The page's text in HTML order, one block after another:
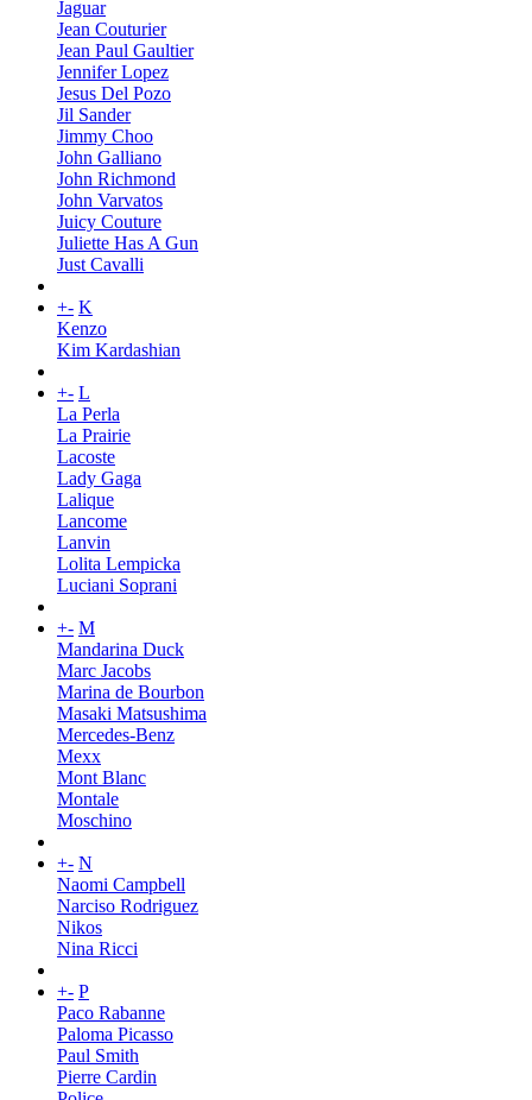
Jaguar
Jean Couturier
Jean Paul Gaultier
Jennifer Lopez
Jesus Del Pozo
Jil Sander
Jimmy Choo
John Galliano
John Richmond
John Varvatos
Juicy Couture
Juliette Has A Gun
Just Cavalli
+- K
Kenzo
Kim Kardashian
+- L
La Perla
La Prairie
Lacoste
Lady Gaga
Lalique
Lancome
Lanvin
Lolita Lempicka
Luciani Soprani
+- M
Mandarina Duck
Marc Jacobs
Marina de Bourbon
Masaki Matsushima
Mercedes-Benz
Mexx
Mont Blanc
Montale
Moschino
+- N
Naomi Campbell
Narciso Rodriguez
Nikos
Nina Ricci
+- P
Paco Rabanne
Paloma Picasso
Paul Smith
Pierre Cardin